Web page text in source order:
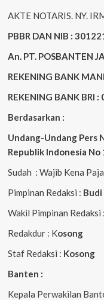
AKTE NOTARIS. NY.
PBBR DAN NIB :
An. PT. POSBANTEN
REKENING BANK
REKENING BANK BRI
Berdasarkan :
Undang-Undang Pers
Republik Indonesia
Sudah : Wajib Kena
Pimpinan Redaksi : Budi
Wakil Pimpinan Redaksi :
Redakdur : Kosong
Staf Redaksi : Kosong
Banten :
Kepala Perwakilan